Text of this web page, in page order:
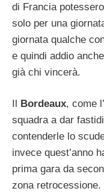
di Francia potessero
solo per una
giornata qualche
e quindi addio
già chi vincerà.
Bordeaux, come
squadra a dar
contenderle lo
invece quest’anno
prima gara da
zona retrocessione.